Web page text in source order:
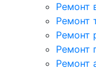
Ремонт
Ремонт
Ремонт
Ремонт
Ремонт